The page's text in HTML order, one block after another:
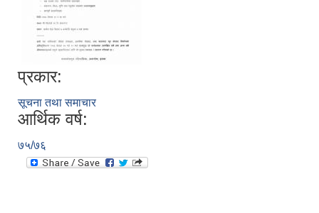
प्रकार:
सूचना तथा समाचार
आर्थिक वर्ष:
७५/७६